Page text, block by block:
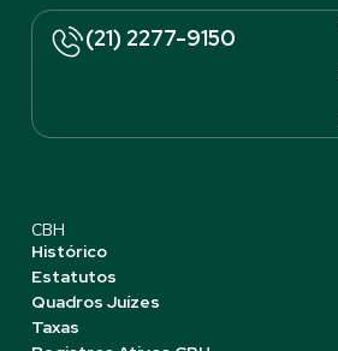
(21) 2277-9150
CBH
Histórico
Estatutos
Quadros Juízes
Taxas